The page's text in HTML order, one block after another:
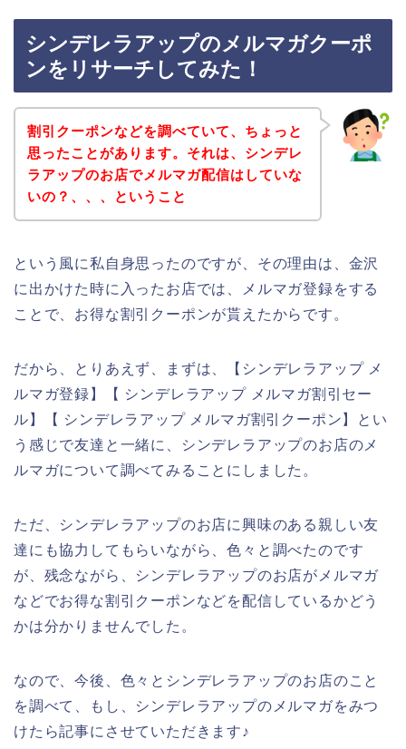
シンデレラアップのメルマガクーポ
ンをリサーチしてみた！
割引クーポンなどを調べていて、ちょっと
思ったことがあります。それは、シンデレ
ラアップのお店でメルマガ配信はしていな
いの？、、、ということ
という風に私自身思ったのですが、その理由は、金沢
に出かけた時に入ったお店では、メルマガ登録をする
ことで、お得な割引クーポンが貰えたからです。
だから、とりあえず、まずは、【シンデレラアップ メ
ルマガ登録】【 シンデレラアップ メルマガ割引セー
ル】【 シンデレラアップ メルマガ割引クーポン】とい
う感じで友達と一緒に、シンデレラアップのお店のメ
ルマガについて調べてみることにしました。
ただ、シンデレラアップのお店に興味のある親しい友
達にも協力してもらいながら、色々と調べたのです
が、残念ながら、シンデレラアップのお店がメルマガ
などでお得な割引クーポンなどを配信しているかどう
かは分かりませんでした。
なので、今後、色々とシンデレラアップのお店のこと
を調べて、もし、シンデレラアップのメルマガをみつ
けたら記事にさせていただきます♪